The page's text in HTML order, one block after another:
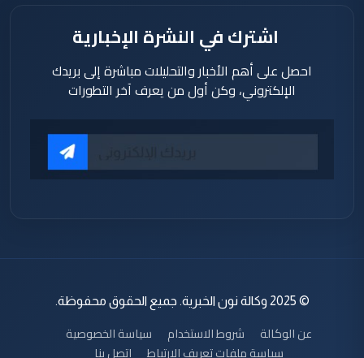
اشترك في النشرة الإخبارية
احصل على أهم الأخبار والتحليلات مباشرة إلى بريدك
الإلكتروني، وكن أول من يعرف آخر التطورات
© 2025 وكالة نون الخبرية. جميع الحقوق محفوظة.
عن الوكالة شروط الاستخدام
سياسة الخصوصية
سياسة ملفات تعريف الارتباط
اتصل بنا